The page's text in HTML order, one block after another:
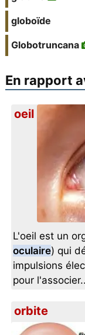
globoïde
Globotruncana
En rapport
oeil
L'oeil est un
oculaire) qui
impulsions
pour
orbite